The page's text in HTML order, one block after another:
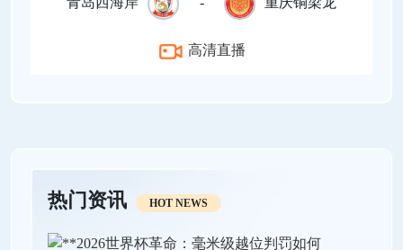
高清直播
热门资讯 HOT NEWS